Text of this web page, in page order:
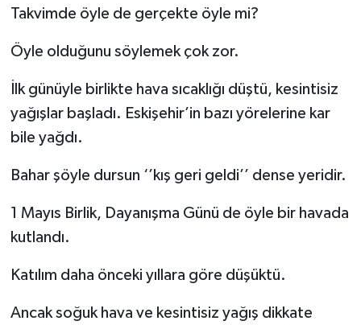
Takvimde öyle de gerçekte öyle mi?
Öyle olduğunu söylemek çok zor.
İlk günüyle birlikte hava sıcaklığı düştü, kesintisiz
yağışlar başladı. Eskişehir’in bazı yörelerine kar
bile yağdı.
Bahar şöyle dursun ‘’kış geri geldi’’ dense yeridir.
1 Mayıs Birlik, Dayanışma Günü de öyle bir havada
kutlandı.
Katılım daha önceki yıllara göre düşüktü.
Ancak soğuk hava ve kesintisiz yağış dikkate